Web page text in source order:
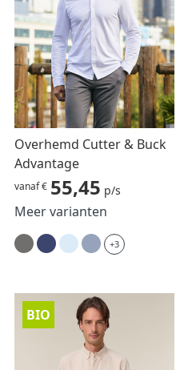
Overhemd Cutter & Buck
Advantage
vanaf € 55,45 p/s
Meer varianten
+3
BIO